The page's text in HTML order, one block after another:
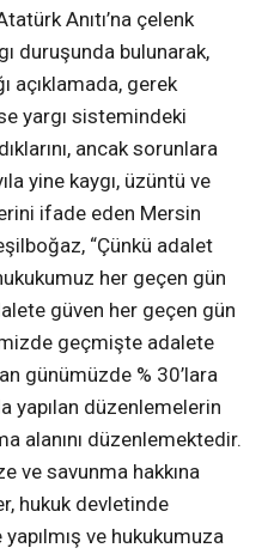
Anıtı’na çelenk
duruşunda bulunarak,
açıklamada, gerek
yargı sistemindeki
ancak sorunlara
yine kaygı, üzüntü ve
ifade eden Mersin
“Çünkü adalet
her geçen gün
güven her geçen gün
geçmişte adalete
günümüzde % 30’lara
yapılan düzenlemelerin
alanını düzenlemektedir.
ve savunma hakkına
hukuk devletinde
ve hukukumuza